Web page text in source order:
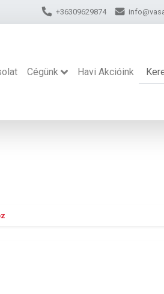
+36309629874
Cégünk Havi Akcióink